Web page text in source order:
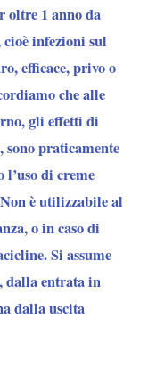
oltre 1 anno da
cioè infezioni sul
efficace, privo o
che alle
gli effetti di
praticamente
l’uso di creme
è utilizzabile al
o in caso di
Si assume
entrata in
dalla uscita